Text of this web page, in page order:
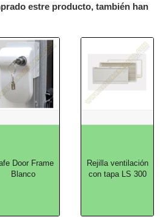
estre producto, también han
Door Frame
Blanco
Rejilla ventilación
con tapa LS 300